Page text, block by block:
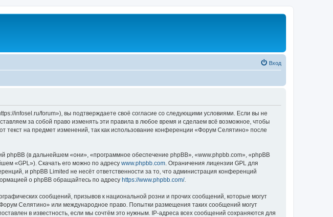
Вход
infosel.ru/forum»), вы подтверждаете своё согласие со следующими условиями. Если вы не
за собой право изменять эти правила в любое время и сделаем всё возможное, чтобы
на предмет изменений, так как использование конференции «Форум Селятино» после
(в дальнейшем «они», «программное обеспечение phpBB», «www.phpbb.com», «phpBB
«GPL»). Скачать его можно по адресу www.phpbb.com . Ограничения лицензии GPL для
и phpBB Limited не несёт ответственности за то, что администрация конференций
о phpBB обращайтесь по адресу https://www.phpbb.com/.
сообщений, призывов к национальной розни и прочих сообщений, которые могут
Селятино» или международное право. Попытки размещения таких сообщений могут
в известность, если мы сочтём это нужным. IP-адреса всех сообщений сохраняются для